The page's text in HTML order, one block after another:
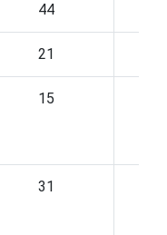
44
21
15
31